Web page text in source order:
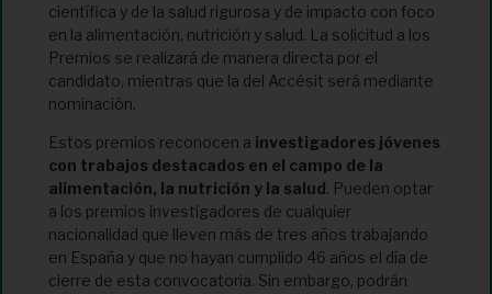
científica y de la salud rigurosa y de impacto con foco
en la alimentación, nutrición y salud. La solicitud a los
Premios se realizará de manera directa por el
candidato, mientras que la del Accésit será mediante
nominación.
Estos premios reconocen a investigadores jóvenes
con trabajos destacados en el campo de la
alimentación, la nutrición y la salud. Pueden optar
a los premios investigadores de cualquier
nacionalidad que lleven más de tres años trabajando
en España y que no hayan cumplido 46 años el día de
cierre de esta convocatoria. Sin embargo, podrán